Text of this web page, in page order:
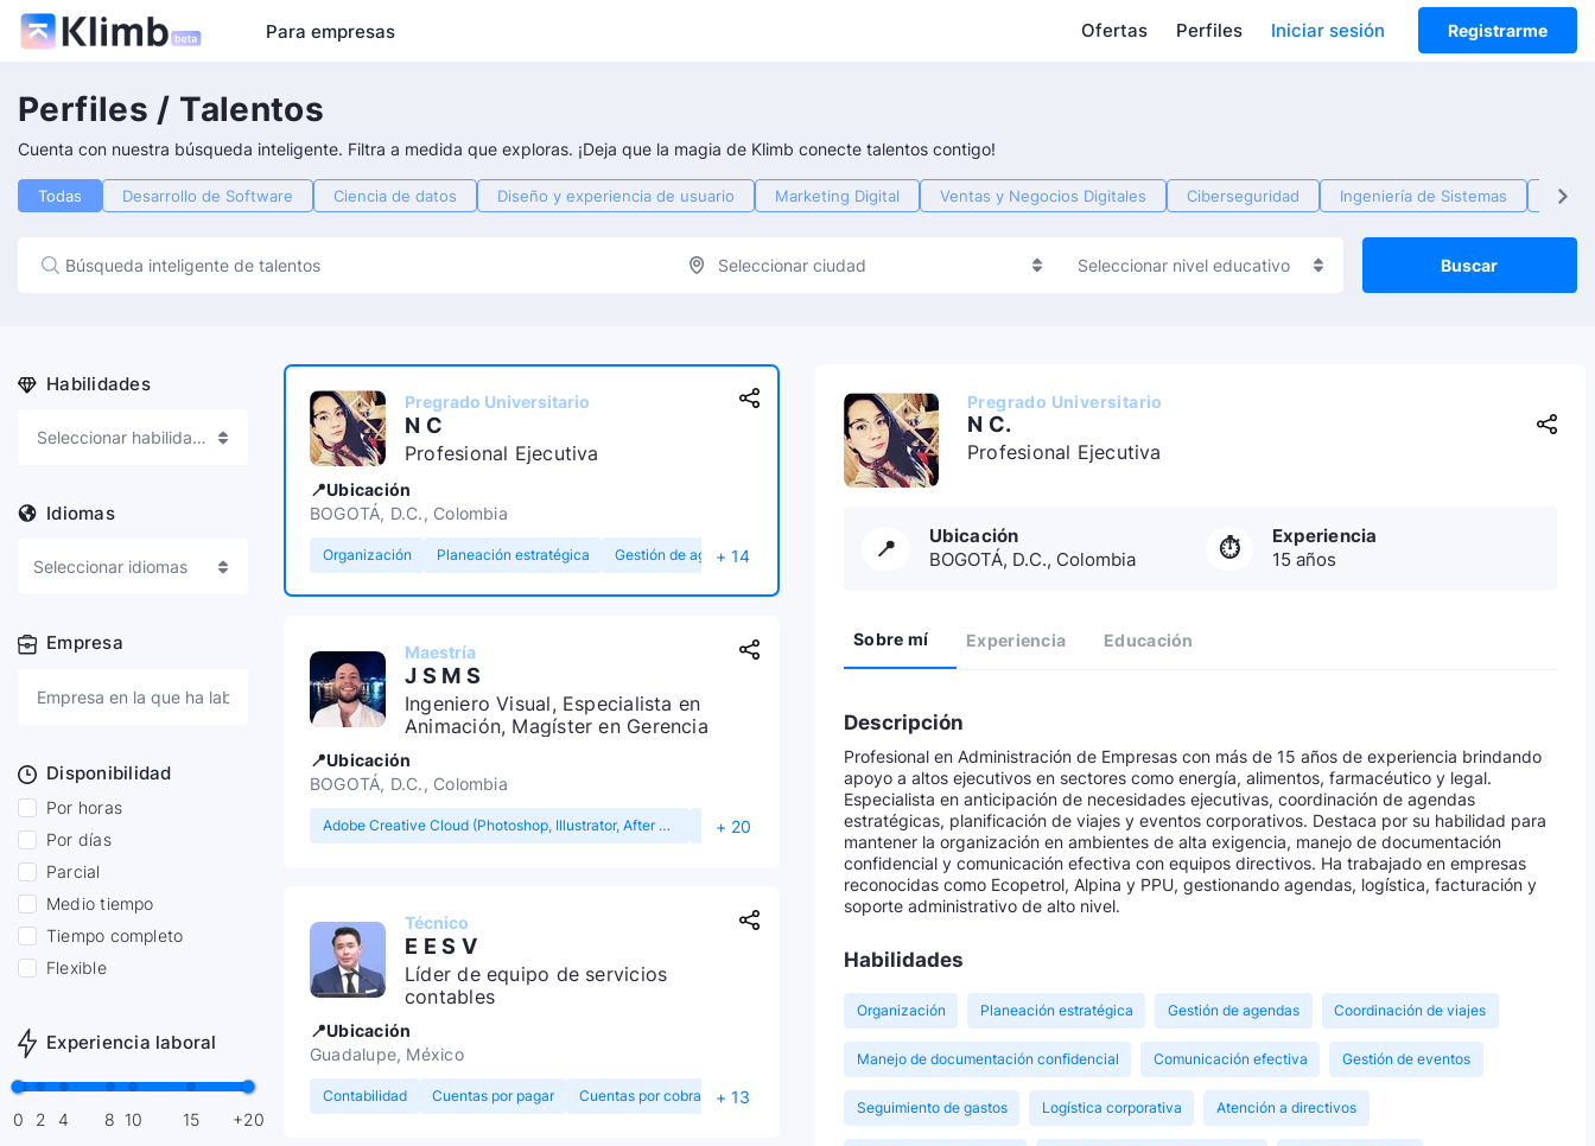
Para empresas Ofertas Perfiles Iniciar sesión Registrarme
Perfiles / Talentos
Cuenta con nuestra búsqueda inteligente. Filtra a medida que exploras. ¡Deja que la magia de Klimb conecte talentos contigo!
Todas Desarrollo de Software Ciencia de datos Diseño y experiencia de usuario Marketing Digital Ventas y Negocios Digitales Ciberseguridad Ingeniería de Sistemas
Seleccionar ciudad Seleccionar nivel educativo Buscar
Habilidades
Seleccionar habilidades
Idiomas
Seleccionar idiomas
Empresa
Disponibilidad
Por horas
Por días
Parcial
Medio tiempo
Tiempo completo
Flexible
Experiencia laboral
0 2 4 8 10 15 +20
Pregrado Universitario
N C
Profesional Ejecutiva
📍Ubicación
BOGOTÁ, D.C., Colombia
Organización Planeación estratégica Gestión de agendas
+ 14
Maestría
J S M S
Ingeniero Visual, Especialista en
Animación, Magíster en Gerencia
📍Ubicación
BOGOTÁ, D.C., Colombia
Adobe Creative Cloud (Photoshop, Illustrator, After Effects) UX Strategy Mobile-first Design
+ 20
Técnico
E E S V
Líder de equipo de servicios
contables
📍Ubicación
Guadalupe, México
Contabilidad Cuentas por pagar Cuentas por cobrar + 13
Pregrado Universitario
N C.
Profesional Ejecutiva
📍
Ubicación
BOGOTÁ, D.C., Colombia
⏱
Experiencia
15 años
Sobre mí Experiencia Educación
Descripción
Profesional en Administración de Empresas con más de 15 años de experiencia brindando
apoyo a altos ejecutivos en sectores como energía, alimentos, farmacéutico y legal.
Especialista en anticipación de necesidades ejecutivas, coordinación de agendas
estratégicas, planificación de viajes y eventos corporativos. Destaca por su habilidad para
mantener la organización en ambientes de alta exigencia, manejo de documentación
confidencial y comunicación efectiva con equipos directivos. Ha trabajado en empresas
reconocidas como Ecopetrol, Alpina y PPU, gestionando agendas, logística, facturación y
soporte administrativo de alto nivel.
Habilidades
Organización Planeación estratégica Gestión de agendas Coordinación de viajes
Manejo de documentación confidencial Comunicación efectiva Gestión de eventos
Seguimiento de gastos Logística corporativa Atención a directivos